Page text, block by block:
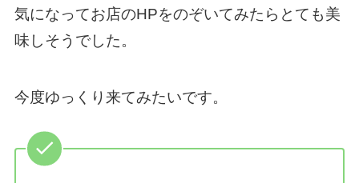
気になってお店のHPをのぞいてみたらとても美
味しそうでした。
今度ゆっくり来てみたいです。